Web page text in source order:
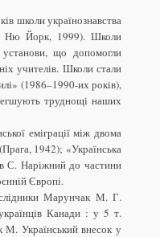
школи українознавства
Ню Йорк, 1999). Школи
установи, що допомогли
учителів. Школи стали
(1986–1990-их років),
труднощі наших
еміграції між двома
1942); «Українська
С. Наріжний до частини
Європі.
Марунчак М. Г.
Канади : у 5 т.
М. Український внесок у